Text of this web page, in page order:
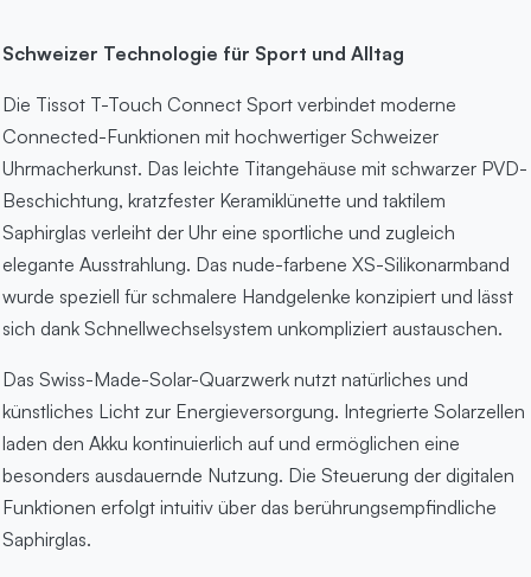
Schweizer Technologie für Sport und Alltag
Die Tissot T-Touch Connect Sport verbindet moderne
Connected-Funktionen mit hochwertiger Schweizer
Uhrmacherkunst. Das leichte Titangehäuse mit schwarzer PVD-
Beschichtung, kratzfester Keramiklünette und taktilem
Saphirglas verleiht der Uhr eine sportliche und zugleich
elegante Ausstrahlung. Das nude-farbene XS-Silikonarmband
wurde speziell für schmalere Handgelenke konzipiert und lässt
sich dank Schnellwechselsystem unkompliziert austauschen.
Das Swiss-Made-Solar-Quarzwerk nutzt natürliches und
künstliches Licht zur Energieversorgung. Integrierte Solarzellen
laden den Akku kontinuierlich auf und ermöglichen eine
besonders ausdauernde Nutzung. Die Steuerung der digitalen
Funktionen erfolgt intuitiv über das berührungsempfindliche
Saphirglas.